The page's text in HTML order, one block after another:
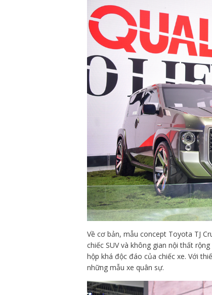
Về cơ bản, mẫu concept Toyota TJ
chiếc SUV và không gian nội thất
hộp khá độc đáo của chiếc xe. Với
những mẫu xe quân sự.